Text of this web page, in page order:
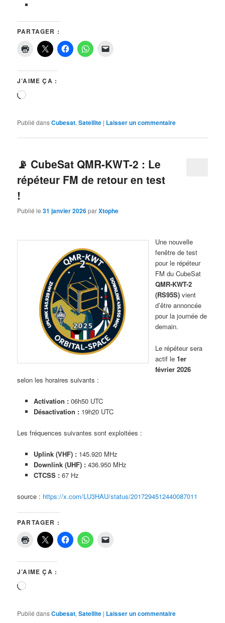
PARTAGER :
J’AIME ÇA :
Chargement…
Publié dansCubesat,Satellite | Laisser un commentaire
📡 CubeSat QMR-KWT-2 : Le
répéteur FM de retour en test
!
Publié le31 janvier 2026parXtophe
Une nouvelle
fenêtre de test
pour le répéteur
FM du CubeSat
QMR-KWT-2
(RS95S) vient
d’être annoncée
pour la journée de
demain.
Le répéteur sera
actif le1er
février 2026
selon les horaires suivants :
Activation :06h50 UTC
Désactivation :19h20 UTC
Les fréquences suivantes sont exploitées :
Uplink (VHF) :145.920 MHz
Downlink (UHF) :436.950 MHz
CTCSS :67 Hz
source : https://x.com/LU3HAU/status/2017294512440087011
PARTAGER :
J’AIME ÇA :
Chargement…
Publié dansCubesat,Satellite | Laisser un commentaire